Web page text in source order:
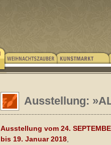
Ausstellung:
Ausstellung vom 24.
bis 19. Januar 2018